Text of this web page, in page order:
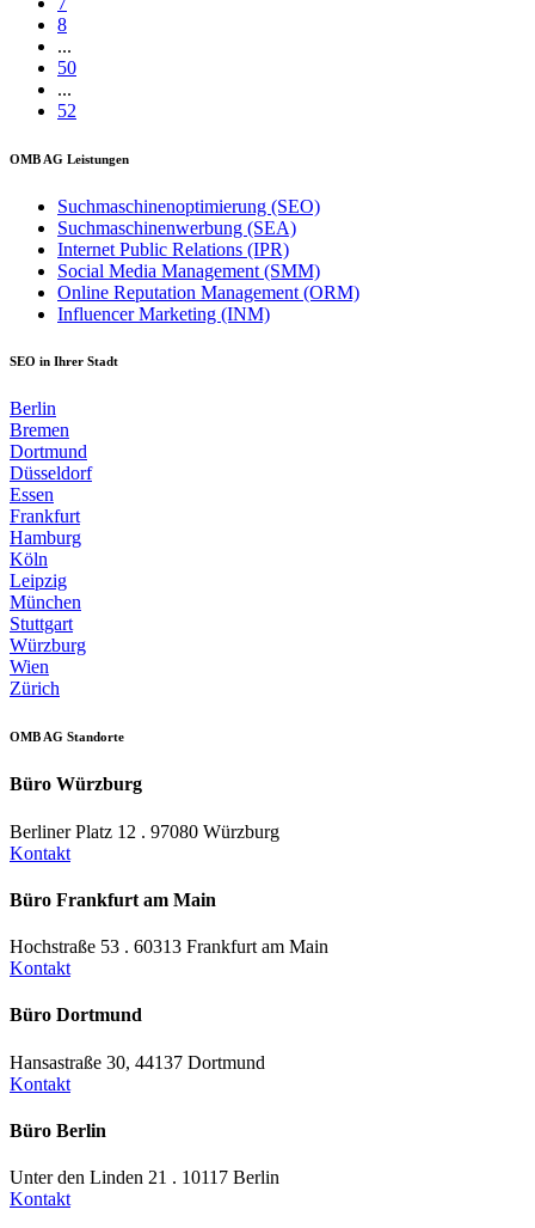
8
...
50
...
52
OMB AG Leistungen
Suchmaschinenoptimierung (SEO)
Suchmaschinenwerbung (SEA)
Internet Public Relations (IPR)
Social Media Management (SMM)
Online Reputation Management (ORM)
Influencer Marketing (INM)
SEO in Ihrer Stadt
Berlin
Bremen
Dortmund
Düsseldorf
Essen
Frankfurt
Hamburg
Köln
Leipzig
München
Stuttgart
Würzburg
Wien
Zürich
OMB AG Standorte
Büro Würzburg
Berliner Platz 12 . 97080 Würzburg
Kontakt
Büro Frankfurt am Main
Hochstraße 53 . 60313 Frankfurt am Main
Kontakt
Büro Dortmund
Hansastraße 30, 44137 Dortmund
Kontakt
Büro Berlin
Unter den Linden 21 . 10117 Berlin
Kontakt